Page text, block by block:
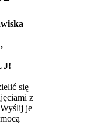
się
z
je